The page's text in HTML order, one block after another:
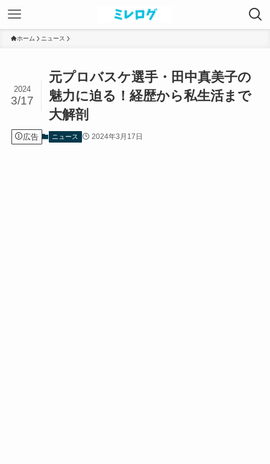
ホーム ニュース
元プロバスケ選手・田中真美子の
魅力に迫る！経歴から私生活まで
大解剖
2024
3/17
広告 ニュース 2024年3月17日